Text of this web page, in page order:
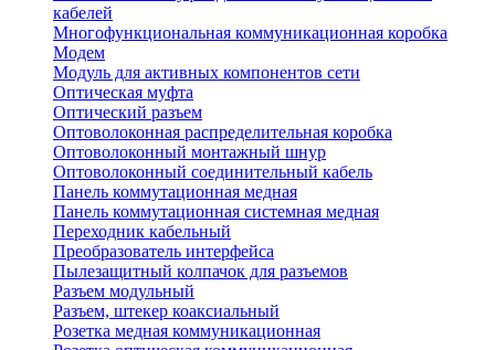
кабелей
Многофункциональная коммуникационная коробка
Модем
Модуль для активных компонентов сети
Оптическая муфта
Оптический разъем
Оптоволоконная распределительная коробка
Оптоволоконный монтажный шнур
Оптоволоконный соединительный кабель
Панель коммутационная медная
Панель коммутационная системная медная
Переходник кабельный
Преобразователь интерфейса
Пылезащитный колпачок для разъемов
Разъем модульный
Разъем, штекер коаксиальный
Розетка медная коммуникационная